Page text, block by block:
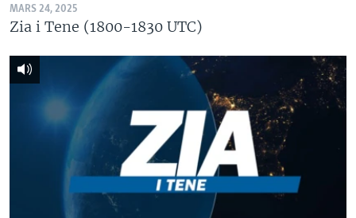
MARS 24, 2025
Zia i Tene (1800-1830 UTC)